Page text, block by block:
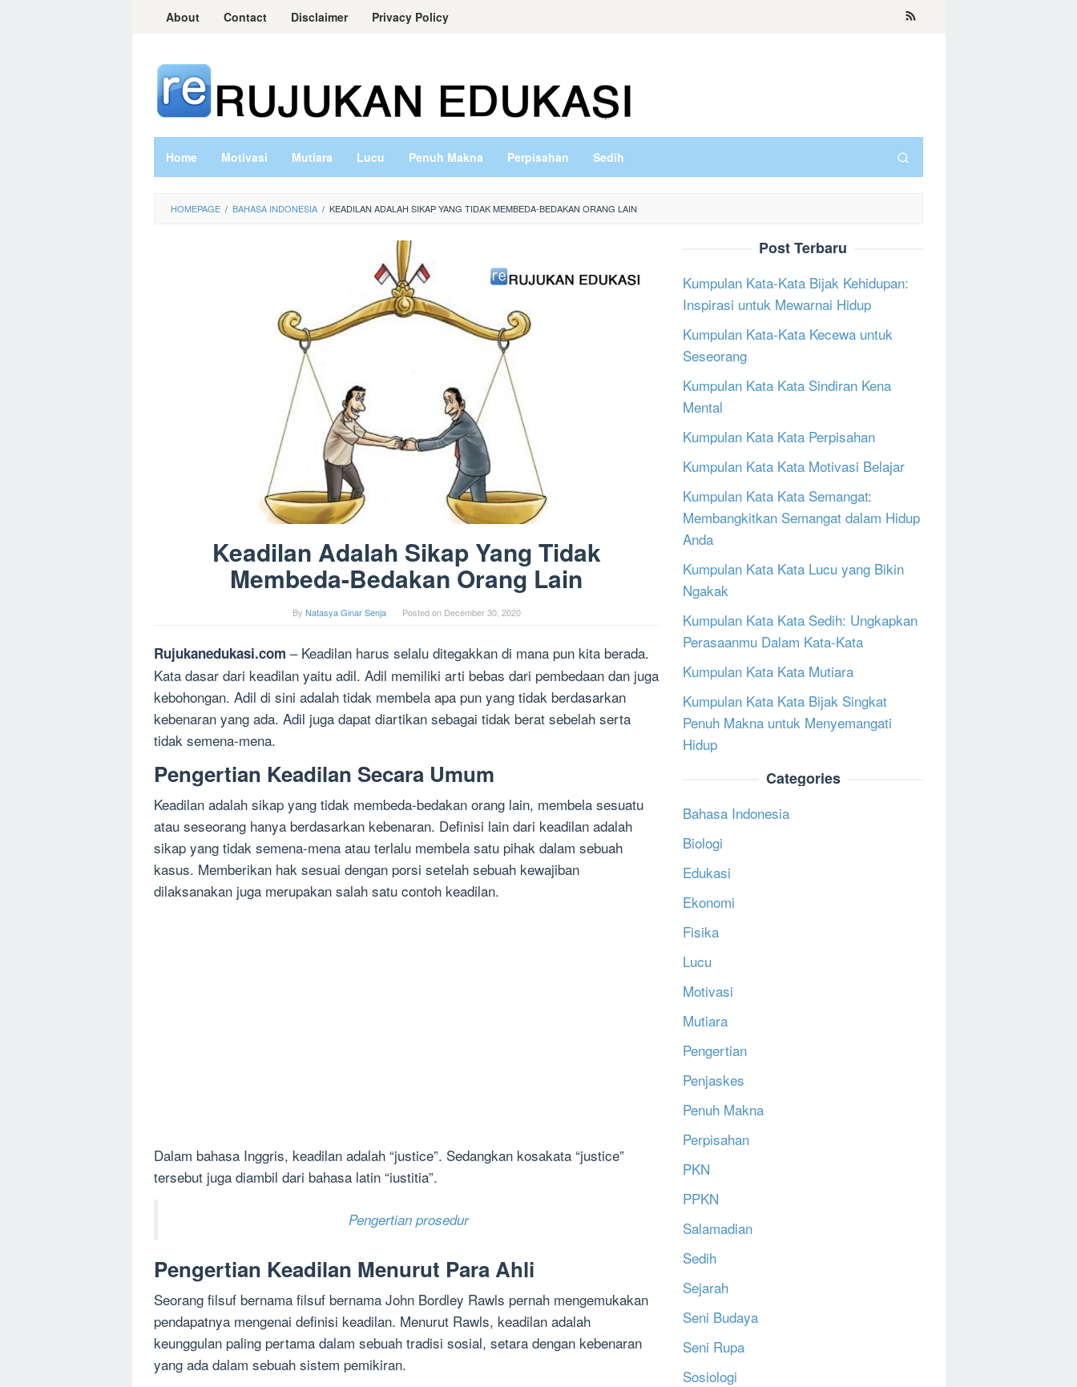
About Contact Disclaimer Privacy Policy
Home Motivasi Mutiara Lucu Penuh Makna Perpisahan Sedih
HOMEPAGE / BAHASA INDONESIA / KEADILAN ADALAH SIKAP YANG TIDAK MEMBEDA-BEDAKAN ORANG LAIN
Keadilan Adalah Sikap Yang Tidak
Membeda-Bedakan Orang Lain
By Natasya Ginar Senja Posted on December 30, 2020
Rujukanedukasi.com – Keadilan harus selalu ditegakkan di mana pun kita berada.
Kata dasar dari keadilan yaitu adil. Adil memiliki arti bebas dari pembedaan dan juga
kebohongan. Adil di sini adalah tidak membela apa pun yang tidak berdasarkan
kebenaran yang ada. Adil juga dapat diartikan sebagai tidak berat sebelah serta
tidak semena-mena.
Pengertian Keadilan Secara Umum
Keadilan adalah sikap yang tidak membeda-bedakan orang lain, membela sesuatu
atau seseorang hanya berdasarkan kebenaran. Definisi lain dari keadilan adalah
sikap yang tidak semena-mena atau terlalu membela satu pihak dalam sebuah
kasus. Memberikan hak sesuai dengan porsi setelah sebuah kewajiban
dilaksanakan juga merupakan salah satu contoh keadilan.
Dalam bahasa Inggris, keadilan adalah “justice”. Sedangkan kosakata “justice”
tersebut juga diambil dari bahasa latin “iustitia”.
Pengertian prosedur
Pengertian Keadilan Menurut Para Ahli
Seorang filsuf bernama filsuf bernama John Bordley Rawls pernah mengemukakan
pendapatnya mengenai definisi keadilan. Menurut Rawls, keadilan adalah
keunggulan paling pertama dalam sebuah tradisi sosial, setara dengan kebenaran
yang ada dalam sebuah sistem pemikiran.
Post Terbaru
Kumpulan Kata-Kata Bijak Kehidupan:
Inspirasi untuk Mewarnai Hidup
Kumpulan Kata-Kata Kecewa untuk
Seseorang
Kumpulan Kata Kata Sindiran Kena
Mental
Kumpulan Kata Kata Perpisahan
Kumpulan Kata Kata Motivasi Belajar
Kumpulan Kata Kata Semangat:
Membangkitkan Semangat dalam Hidup
Anda
Kumpulan Kata Kata Lucu yang Bikin
Ngakak
Kumpulan Kata Kata Sedih: Ungkapkan
Perasaanmu Dalam Kata-Kata
Kumpulan Kata Kata Mutiara
Kumpulan Kata Kata Bijak Singkat
Penuh Makna untuk Menyemangati
Hidup
Categories
Bahasa Indonesia
Biologi
Edukasi
Ekonomi
Fisika
Lucu
Motivasi
Mutiara
Pengertian
Penjaskes
Penuh Makna
Perpisahan
PKN
PPKN
Salamadian
Sedih
Sejarah
Seni Budaya
Seni Rupa
Sosiologi